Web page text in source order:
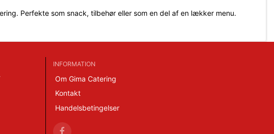
Perfekte som snack, tilbehør eller som en del af en lækker menu.
INFORMATION
Om Gima Catering
Kontakt
Handelsbetingelser